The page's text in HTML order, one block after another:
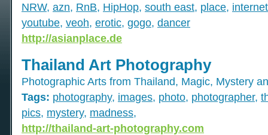
NRW, azn, RnB, HipHop, south east, place, internet
youtube, veoh, erotic, gogo, dancer
http://asianplace.de
Thailand Art Photography
Photographic Arts from Thailand, Magic, Mystery
Tags: photography, images, photo, photographer,
pics, mystery, madness,
http://thailand-art-photography.com